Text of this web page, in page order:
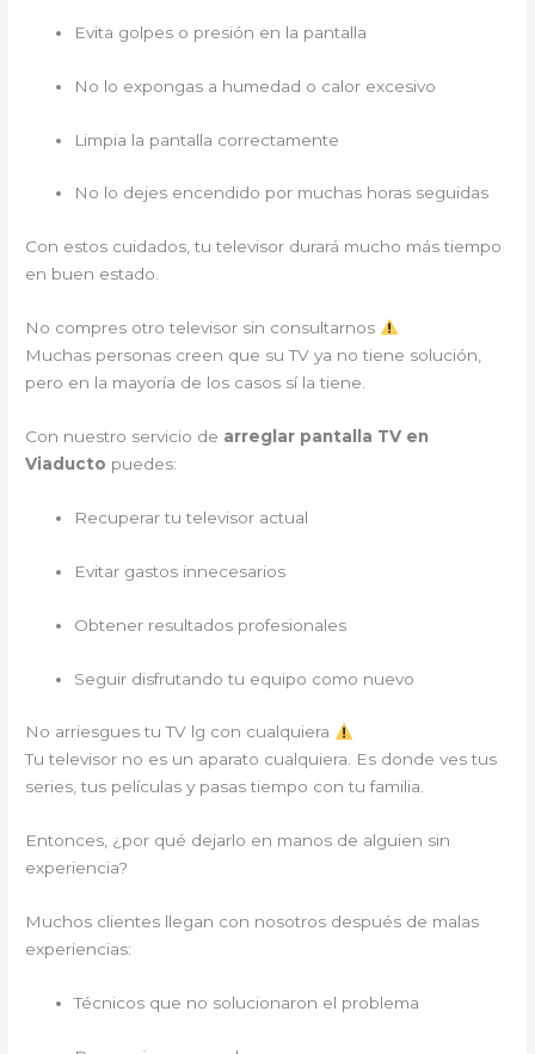
Evita golpes o presión en la pantalla
No lo expongas a humedad o calor excesivo
Limpia la pantalla correctamente
No lo dejes encendido por muchas horas seguidas
Con estos cuidados, tu televisor durará mucho más tiempo
en buen estado.
No compres otro televisor sin consultarnos
Muchas personas creen que su TV ya no tiene solución,
pero en la mayoría de los casos sí la tiene.
Con nuestro servicio de arreglar pantalla TV en
Viaducto puedes:
Recuperar tu televisor actual
Evitar gastos innecesarios
Obtener resultados profesionales
Seguir disfrutando tu equipo como nuevo
No arriesgues tu TV lg con cualquiera
Tu televisor no es un aparato cualquiera. Es donde ves tus
series, tus películas y pasas tiempo con tu familia.
Entonces, ¿por qué dejarlo en manos de alguien sin
experiencia?
Muchos clientes llegan con nosotros después de malas
experiencias:
Técnicos que no solucionaron el problema